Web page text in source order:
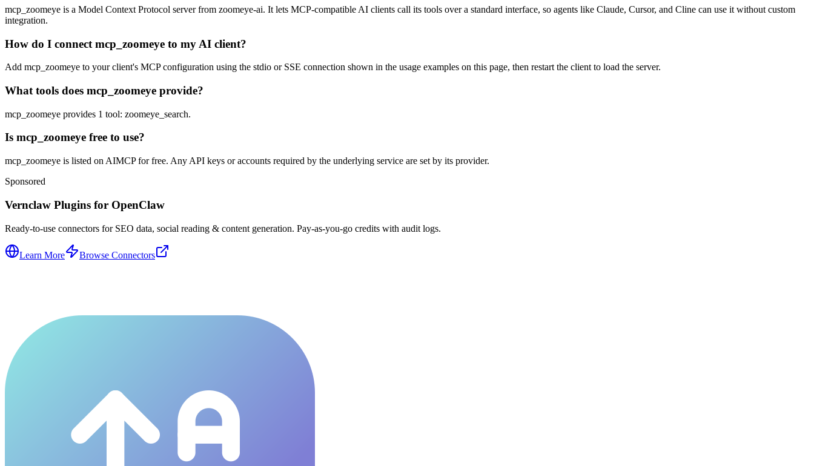
mcp_zoomeye is a Model Context Protocol server from zoomeye-ai. It lets MCP-compatible AI clients call its tools over a standard interface, so agents like Claude, Cursor, and Cline can use it without custom
integration.
How do I connect mcp_zoomeye to my AI client?
Add mcp_zoomeye to your client's MCP configuration using the stdio or SSE connection shown in the usage examples on this page, then restart the client to load the server.
What tools does mcp_zoomeye provide?
mcp_zoomeye provides 1 tool: zoomeye_search.
Is mcp_zoomeye free to use?
mcp_zoomeye is listed on AIMCP for free. Any API keys or accounts required by the underlying service are set by its provider.
Sponsored
Vernclaw Plugins for OpenClaw
Ready-to-use connectors for SEO data, social reading & content generation. Pay-as-you-go credits with audit logs.
Learn More Browse Connectors